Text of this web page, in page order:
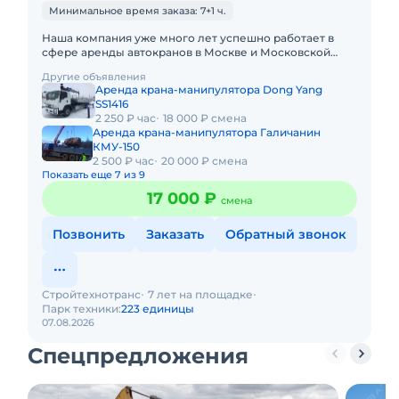
Минимальное время заказа: 7+1 ч.
Наша компания уже много лет успешно работает в
сфере аренды автокранов в Москве и Московской
производителей с ра
Другие объявления
Аренда крана-манипулятора Dong Yang
SS1416
2 250 ₽ час 18 000 ₽ смена
Аренда крана-манипулятора Галичанин
КМУ-150
2 500 ₽ час
20 000 ₽ смена
Показать еще 7 из 9
17 000 ₽ смена
Позвонить Заказать Обратный звонок
07.08.2026
Стройтехнотранс 7 лет на площадке
Парк техники:223 единицы
Спецпредложения